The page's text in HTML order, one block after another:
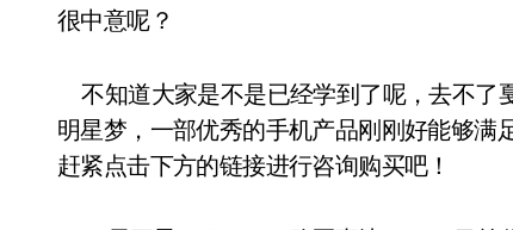
很中意呢？
不知道大家是不是已经学到了呢，去不了
明星梦，一部优秀的手机产品刚刚好能够
赶紧点击下方的链接进行咨询购买吧！